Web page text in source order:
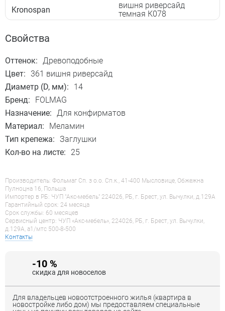
Kronospan
вишня риверсайд
темная К078
Свойства
Оттенок: Древоподобные
Цвет:
361 вишня риверсайд
Диаметр (D, мм):
14
Бренд:
FOLMAG
Назначение: Для конфирматов
Материал:
Меламин
Тип крепежа: Заглушки
Кол-во на листе:
25
Производитель: Фольмаг Сп. з о.о. Сп.к., 41-400 Мысловице, Обжежна
Пулноцна 16, Польша
Импортер в РБ: ЧУП "Акс-мебель" 224026, РБ, г. Брест, ул. Вычулки, д.129А
Гарантийный срок: 24 месяца
Срок службы: 60 месяцев
Сервисный центр: ЧУП «Акс-мебель», 224026, РБ, г. Брест, ул. Вычулки,
д.129А, a1/мтс 500-8-500
Контакты
-10 %
скидка для новоселов
Для владельцев новоотстроенного жилья (квартира в
новостройке либо дом) мы предоставляем специальные